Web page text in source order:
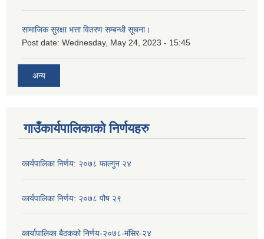
सामाजिक सुरक्षा भत्ता वितरण सम्बन्धी सूचना।
Post date: Wednesday, May 24, 2023 - 15:45
अन्य
गाउँकार्यपालिकाको निर्णयहरु
कार्यपालिका निर्णय: २०७८ फाल्गुन २४
कार्यपालिका निर्णय: २०७८ पौष २९
कार्यापालिका बैठकको निर्णय-२०७८-मंसिर-२४